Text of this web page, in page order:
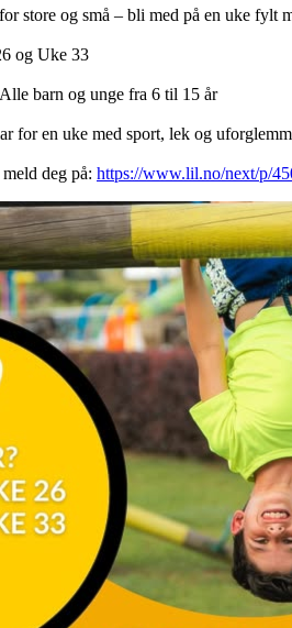
store og små – bli med på en uke fylt
og Uke 33
barn og unge fra 6 til 15 år
for en uke med sport, lek og
deg på: https://www.lil.no/next/p/